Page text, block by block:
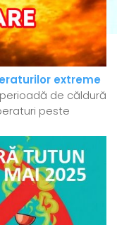
extreme
de căldură
peste